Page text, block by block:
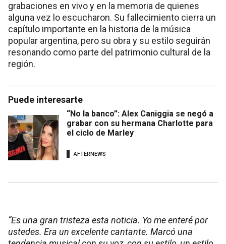
grabaciones en vivo y en la memoria de quienes
alguna vez lo escucharon. Su fallecimiento cierra un
capítulo importante en la historia de la música
popular argentina, pero su obra y su estilo seguirán
resonando como parte del patrimonio cultural de la
región.
Puede interesarte
“No la banco”: Alex Caniggia se negó a
grabar con su hermana Charlotte para
el ciclo de Marley
AFTERNEWS
“Es una gran tristeza esta noticia. Yo me enteré por
ustedes. Era un excelente cantante. Marcó una